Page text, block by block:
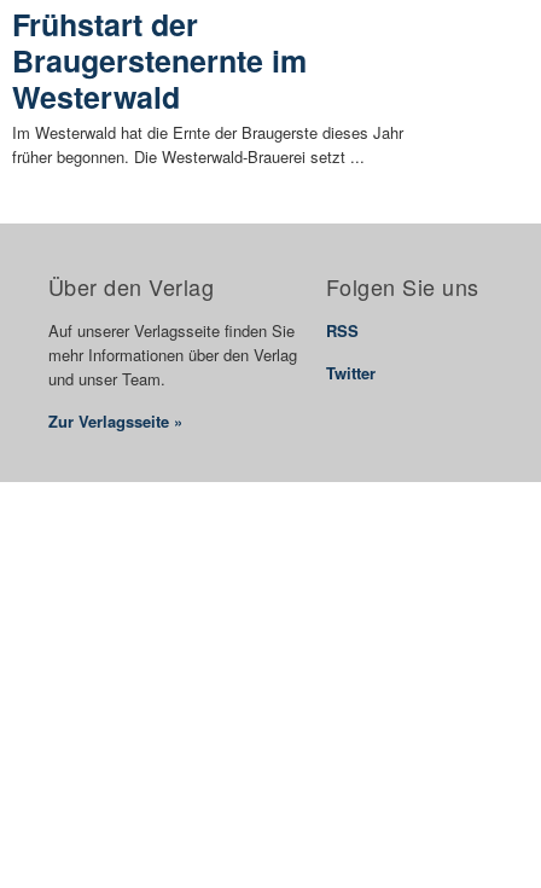
Frühstart der
Braugerstenernte im
Westerwald
Im Westerwald hat die Ernte der Braugerste dieses Jahr
früher begonnen. Die Westerwald-Brauerei setzt ...
Über den Verlag
Auf unserer Verlagsseite finden Sie
mehr Informationen über den Verlag
und unser Team.
Zur Verlagsseite »
Folgen Sie uns
RSS
Twitter